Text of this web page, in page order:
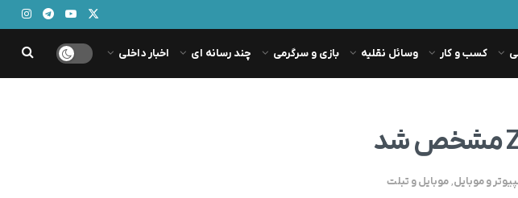
کسب و کار وسائل نقلیه بازی و سرگرمی چند رسانه ای اخبار داخلی
و موبایل,موبایل و تبلت